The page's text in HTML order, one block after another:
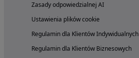
Zasady odpowiedzialnej AI
Ustawienia plików cookie
Regulamin dla Klientów Indywidualnych
Regulamin dla Klientów Biznesowych